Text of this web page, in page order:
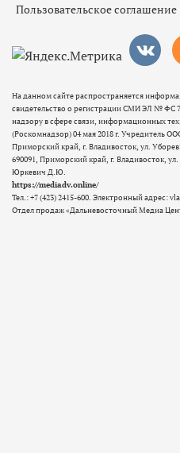
Пользовательское соглашение
На данном сайте распространяется
свидетельство о регистрации СМИ ЭЛ № ФС
надзору в сфере связи, информационных
(Роскомнадзор) 04 мая 2018 г. Учредитель
Приморский край, г. Владивосток, ул.
690091, Приморский край, г. Владивосток,
Юркевич Д.Ю.
https://mediadv.online/
Тел.: +7 (423) 2415-600. Электронный адрес:
Отдел продаж «Дальневосточный Медиа